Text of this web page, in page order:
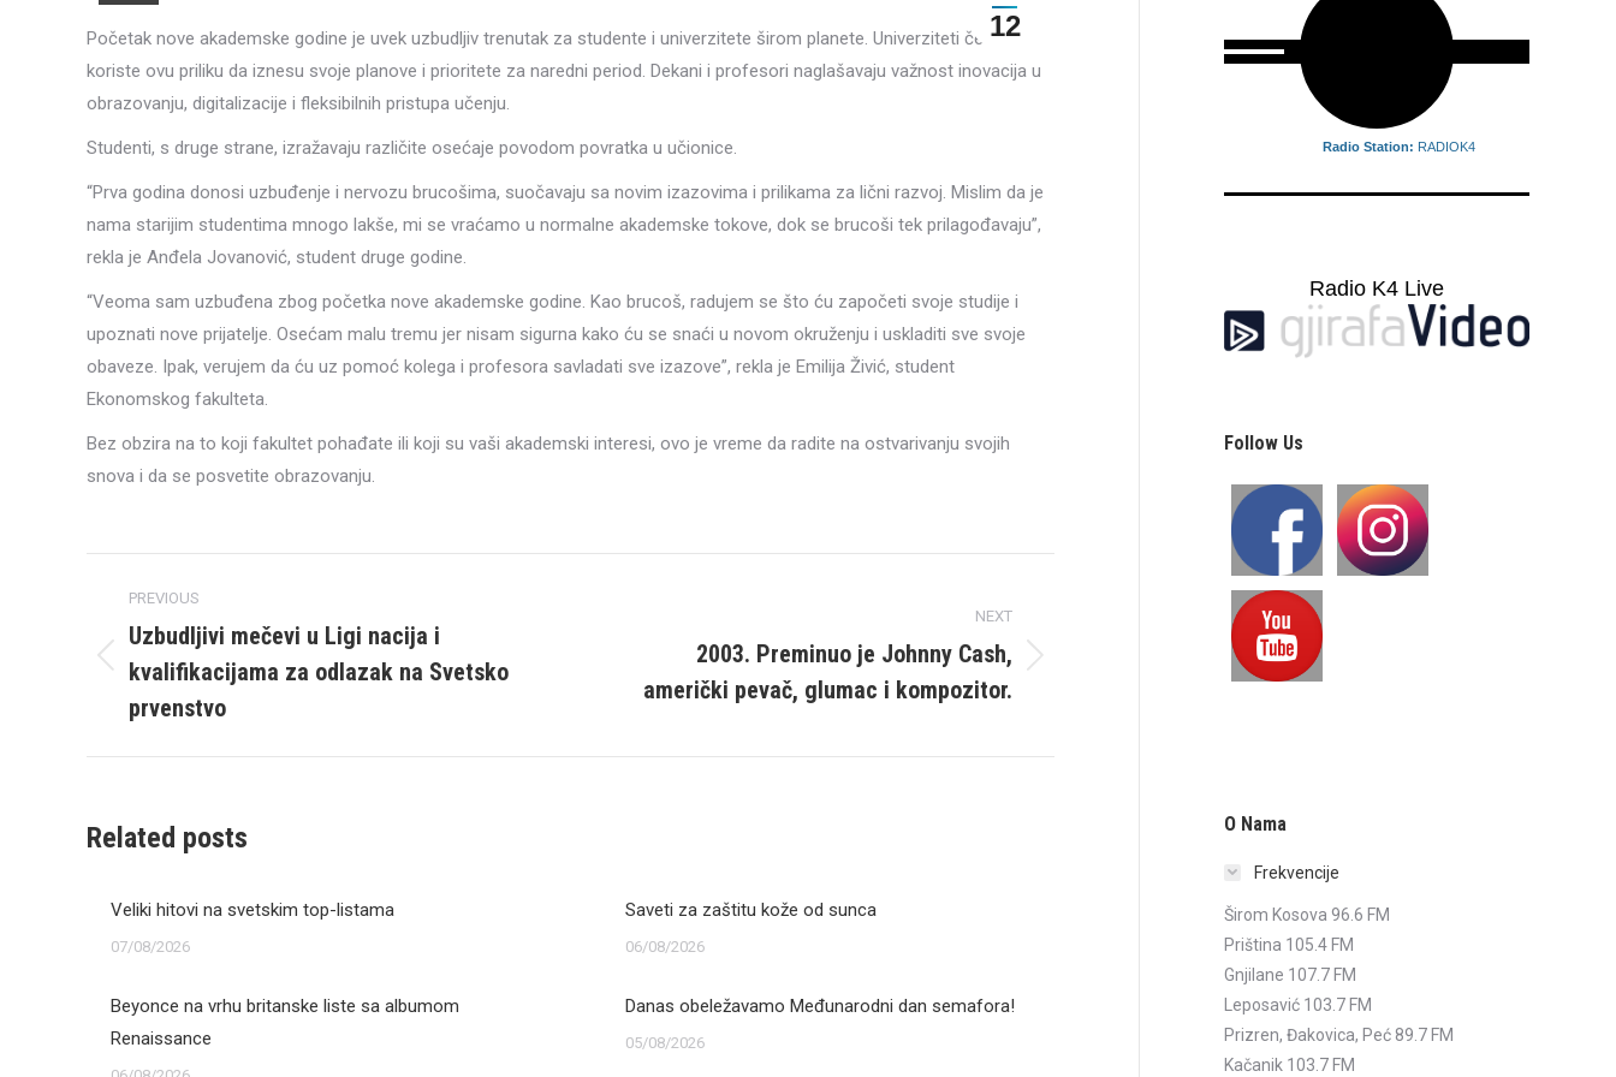
12
Početak nove akademske godine je uvek uzbudljiv trenutak za studente i univerzitete širom planete. Univerziteti često
koriste ovu priliku da iznesu svoje planove i prioritete za naredni period. Dekani i profesori naglašavaju važnost inovacija u
obrazovanju, digitalizacije i fleksibilnih pristupa učenju.
Studenti, s druge strane, izražavaju različite osećaje povodom povratka u učionice.
“Prva godina donosi uzbuđenje i nervozu brucošima, suočavaju sa novim izazovima i prilikama za lični razvoj. Mislim da je
nama starijim studentima mnogo lakše, mi se vraćamo u normalne akademske tokove, dok se brucoši tek prilagođavaju”,
rekla je Anđela Jovanović, student druge godine.
“Veoma sam uzbuđena zbog početka nove akademske godine. Kao brucoš, radujem se što ću započeti svoje studije i
upoznati nove prijatelje. Osećam malu tremu jer nisam sigurna kako ću se snaći u novom okruženju i uskladiti sve svoje
obaveze. Ipak, verujem da ću uz pomoć kolega i profesora savladati sve izazove”, rekla je Emilija Živić, student
Ekonomskog fakulteta.
Bez obzira na to koji fakultet pohađate ili koji su vaši akademski interesi, ovo je vreme da radite na ostvarivanju svojih
snova i da se posvetite obrazovanju.
navigation
PREVIOUS
Previous
post:
Uzbudljivi mečevi u Ligi nacija i
kvalifikacijama za odlazak na Svetsko
prvenstvo
NEXT
post:
2003. Preminuo je Johnny Cash,
američki pevač, glumac i kompozitor.
Related posts
Veliki hitovi na svetskim top-listama
07/08/2026
Saveti za zaštitu kože od sunca
06/08/2026
Beyonce na vrhu britanske liste sa albumom
Renaissance
Danas obeležavamo Međunarodni dan semafora!
05/08/2026
Radio Station: RADIOK4
Radio K4 Live
Follow Us
O Nama
Frekvencije
Širom Kosova 96.6 FM
Priština 105.4 FM
Gnjilane 107.7 FM
Leposavić 103.7 FM
Prizren, Đakovica, Peć 89.7 FM
Kačanik 103.7 FM